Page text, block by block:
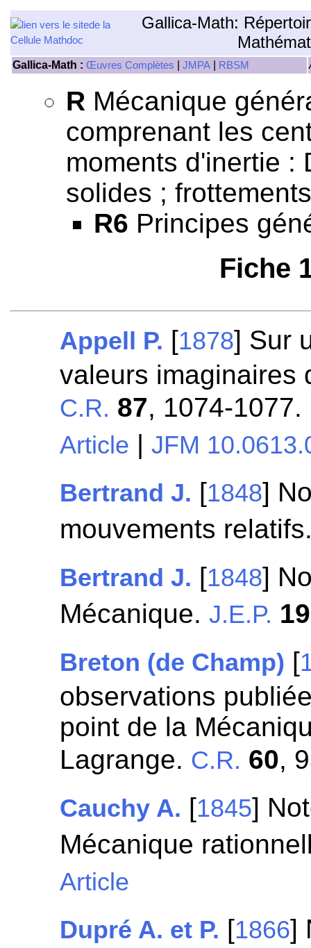
Gallica-Math:
Gallica-Math : Œuvres Complètes JMPA RBSM
R Mécanique
comprenant les
moments d'inertie :
solides ;
R6 Principes
Fiche
Appell P. [1878] Sur
valeurs imaginaires
C.R. 87, 1074-1077.
Article |JFM
Bertrand J. [1848]
mouvements
Bertrand J. [1848]
Mécanique.J.E.P. 19
Breton (de Champ) [
observations
point de la
Lagrange. C.R. 60,
Cauchy A. [1845]
Mécanique
Article
Dupré A. et P. [1866]